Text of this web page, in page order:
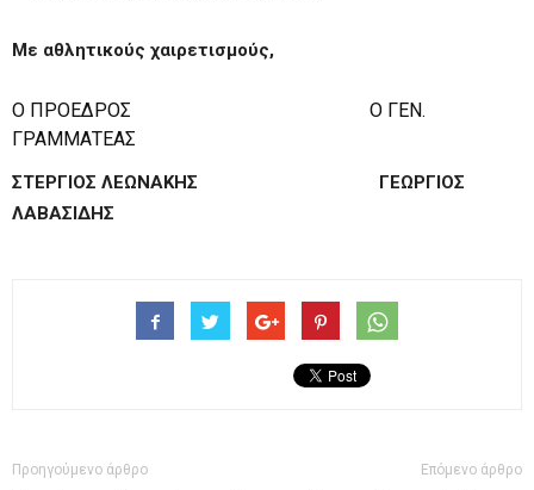
Με αθλητικούς χαιρετισμούς,
Ο ΠΡΟΕΔΡΟΣ Ο ΓΕΝ.
ΓΡΑΜΜΑΤΕΑΣ
ΣΤΕΡΓΙΟΣ ΛΕΩΝΑΚΗΣ ΓΕΩΡΓΙΟΣ
ΛΑΒΑΣΙΔΗΣ
Προηγούμενο άρθρο Επόμενο άρθρο